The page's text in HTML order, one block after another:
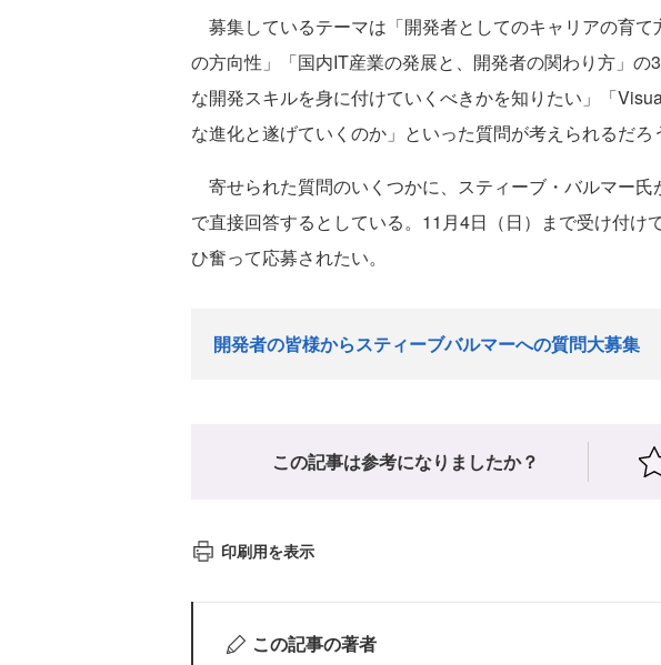
募集しているテーマは「開発者としてのキャリアの育
の方向性」「国内IT産業の発展と、開発者の関わり方」の
な開発スキルを身に付けていくべきかを知りたい」「
な進化と遂げていくのか」といった質問が考えられるだろ
寄せられた質問のいくつかに、スティーブ・バルマー
で直接回答するとしている。11月4日（日）まで受け付け
ひ奮って応募されたい。
開発者の皆様からスティーブバルマーへの質問大募集
この記事は参考になりましたか？
印刷用を表示
この記事の著者